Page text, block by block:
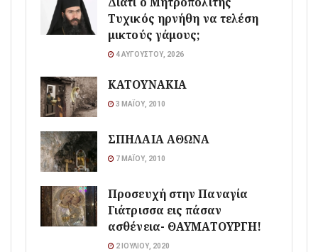
Τυχικός ηρνήθη να τελέση
μικτούς γάμους;
4 ΑΥΓΟΎΣΤΟΥ, 2026
ΚΑΤΟΥΝΑΚΙΑ
3 ΜΑΪ́ΟΥ, 2010
ΣΠΗΛΑΙΑ ΑΘΩΝΑ
7 ΜΑΪ́ΟΥ, 2010
Προσευχή στην Παναγία
Γιάτρισσα εις πάσαν
ασθένεια- ΘΑΥΜΑΤΟΥΡΓΗ!
2 ΙΟΥΛΊΟΥ, 2020